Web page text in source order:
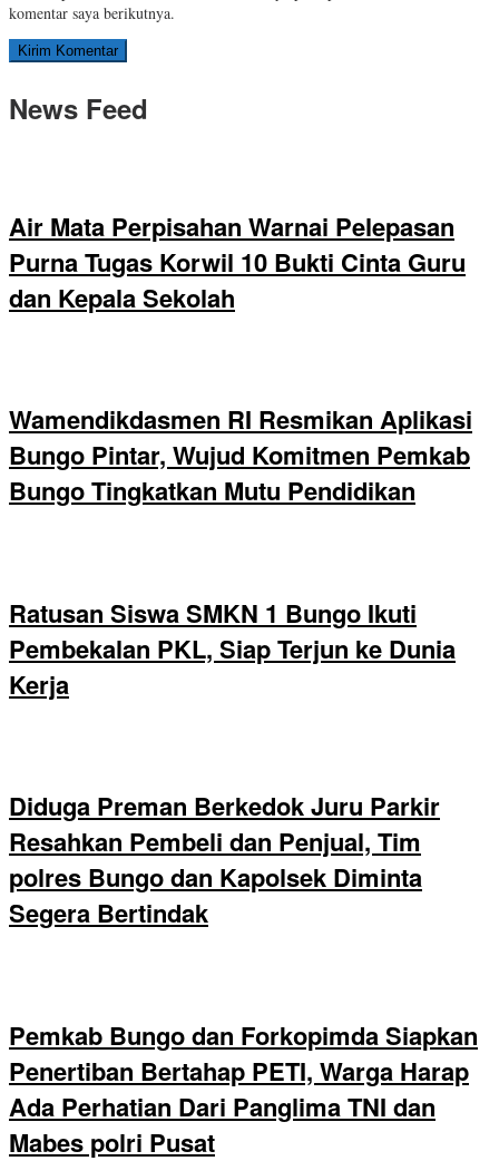
komentar saya berikutnya.
News Feed
Air Mata Perpisahan Warnai Pelepasan
Purna Tugas Korwil 10 Bukti Cinta Guru
dan Kepala Sekolah
Wamendikdasmen RI Resmikan Aplikasi
Bungo Pintar, Wujud Komitmen Pemkab
Bungo Tingkatkan Mutu Pendidikan
Ratusan Siswa SMKN 1 Bungo Ikuti
Pembekalan PKL, Siap Terjun ke Dunia
Kerja
Diduga Preman Berkedok Juru Parkir
Resahkan Pembeli dan Penjual, Tim
polres Bungo dan Kapolsek Diminta
Segera Bertindak
Pemkab Bungo dan Forkopimda Siapkan
Penertiban Bertahap PETI, Warga Harap
Ada Perhatian Dari Panglima TNI dan
Mabes polri Pusat